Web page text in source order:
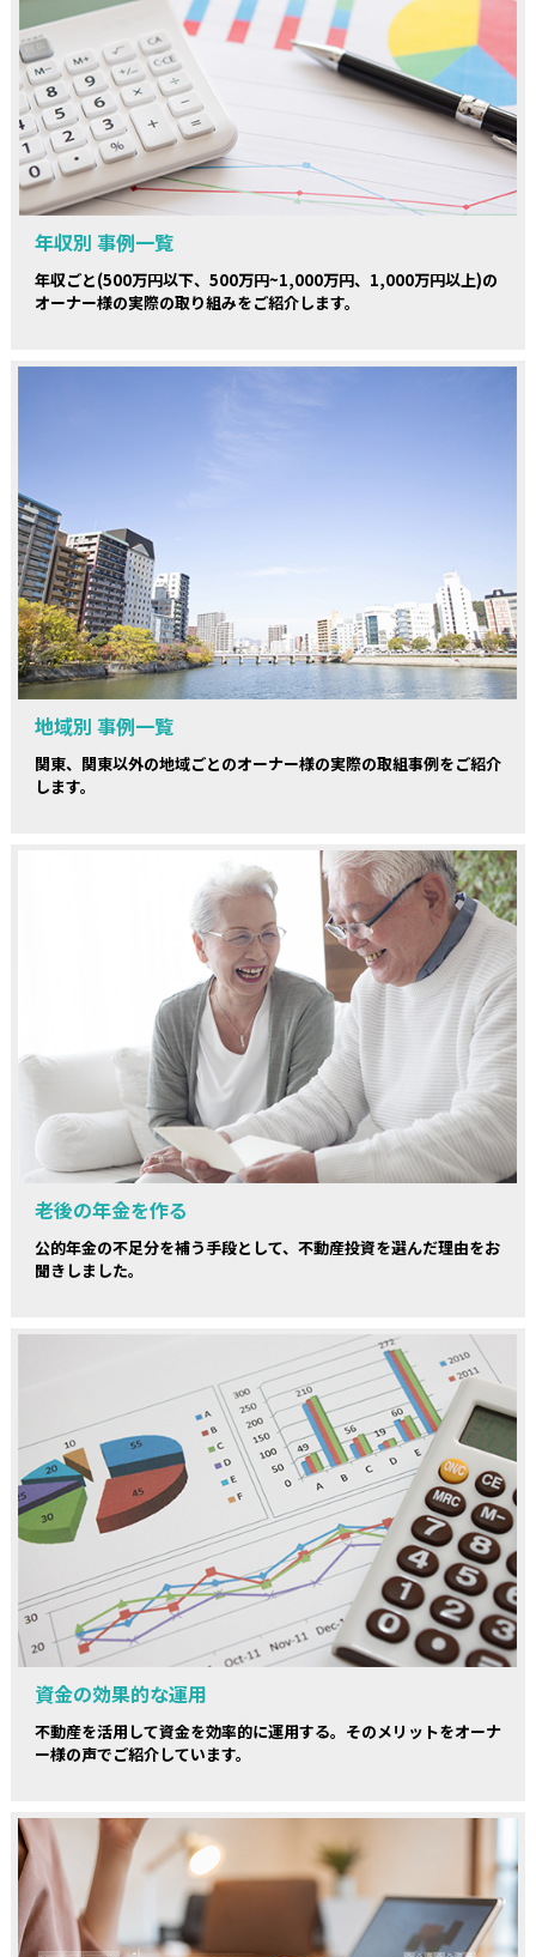
年収別 事例一覧
年収ごと(500万円以下、500万円~1,000万円、1,000万円以上)の
オーナー様の実際の取り組みをご紹介します。
地域別 事例一覧
関東、関東以外の地域ごとのオーナー様の実際の取組事例をご紹介
します。
老後の年金を作る
公的年金の不足分を補う手段として、不動産投資を選んだ理由をお
聞きしました。
資金の効果的な運用
不動産を活用して資金を効率的に運用する。そのメリットをオーナ
ー様の声でご紹介しています。